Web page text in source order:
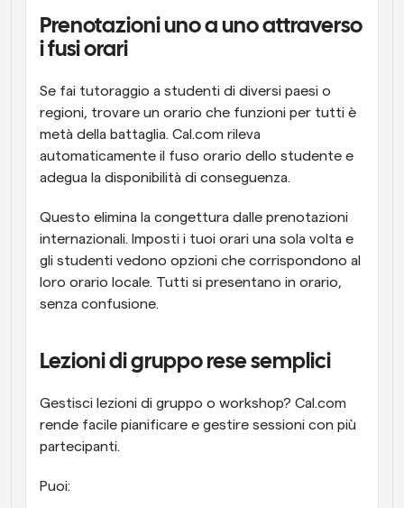
Prenotazioni uno a uno attraverso
i fusi orari
Se fai tutoraggio a studenti di diversi paesi o
regioni, trovare un orario che funzioni per tutti è
metà della battaglia. Cal.com rileva
automaticamente il fuso orario dello studente e
adegua la disponibilità di conseguenza.
Questo elimina la congettura dalle prenotazioni
internazionali. Imposti i tuoi orari una sola volta e
gli studenti vedono opzioni che corrispondono al
loro orario locale. Tutti si presentano in orario,
senza confusione.
Lezioni di gruppo rese semplici
Gestisci lezioni di gruppo o workshop? Cal.com
rende facile pianificare e gestire sessioni con più
partecipanti.
Puoi: